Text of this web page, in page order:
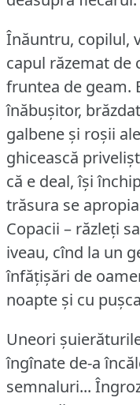
Înăuntru, copilul,
capul răzemat de
fruntea de geam.
înăbușitor,
galbene și roșii
ghicească
că e deal, își
trăsura se
Copacii – răzleți
iveau, cînd la un
înfățișări de
noapte și cu
Uneori
îngînate de-a
semnaluri...